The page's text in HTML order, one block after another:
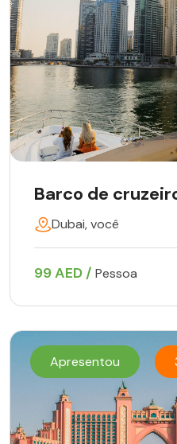
Barco de
Dubai, você
99 AED / Pessoa
Apresentou